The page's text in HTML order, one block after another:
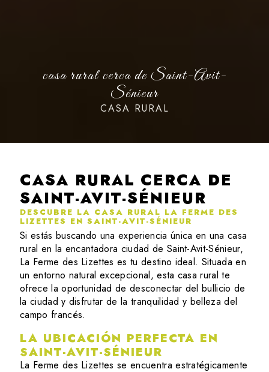
casa rural cerca de Saint-Avit-
Sénieur
CASA RURAL
CASA RURAL CERCA DE
SAINT-AVIT-SÉNIEUR
DESCUBRE LA CASA RURAL LA FERME DES
LIZETTES EN SAINT-AVIT-SÉNIEUR
Si estás buscando una experiencia única en una casa
rural en la encantadora ciudad de Saint-Avit-Sénieur,
La Ferme des Lizettes es tu destino ideal. Situada en
un entorno natural excepcional, esta casa rural te
ofrece la oportunidad de desconectar del bullicio de
la ciudad y disfrutar de la tranquilidad y belleza del
campo francés.
LA UBICACIÓN PERFECTA EN
SAINT-AVIT-SÉNIEUR
La Ferme des Lizettes se encuentra estratégicamente